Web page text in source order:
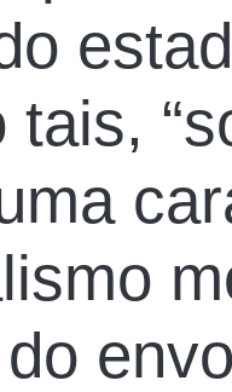
tais,